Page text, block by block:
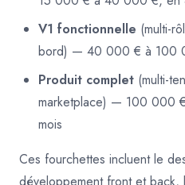
V1 fonctionnelle (multi-
bord) — 40 000 € à 100
Produit complet (multi-
marketplace) — 100 000
mois
Ces fourchettes incluent le